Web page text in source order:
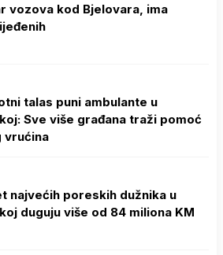
vozova kod Bjelovara, ima
talas puni ambulante u
Sve više građana traži pomoć
vrućina
najvećih poreskih dužnika u
duguju više od 84 miliona KM